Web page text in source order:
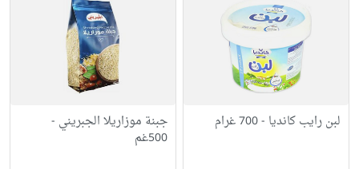
لبن رايب كانديا - 700 غرام جبنة موزاريلا الجبريني -
500غم